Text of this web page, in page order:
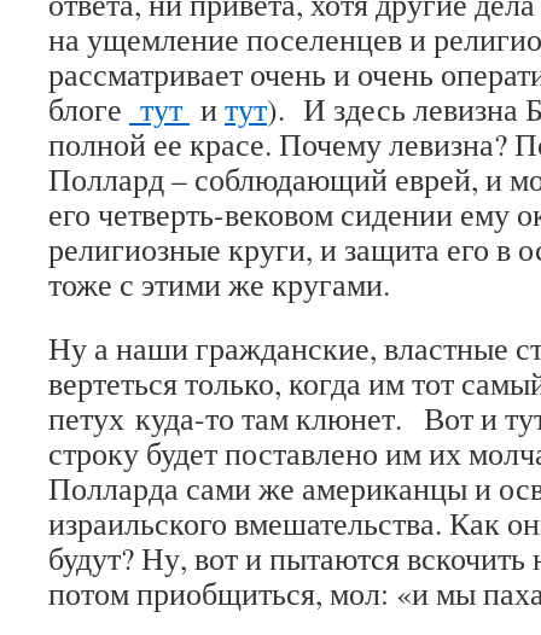
на ущемление поселенцев и
рассматривает очень и очень
блоге тут итут). И здесь левизна
полной ее красе. Почему левизна?
Поллард – соблюдающий еврей, и
его четверть-вековом сидении ему
религиозные круги, и защита его в
тоже с этими же кругами.
Ну а наши гражданские, властные
вертеться только, когда им тот
петух куда-то там клюнет. Вот и
строку будет поставлено им их
Полларда сами же американцы и
израильского вмешательства. Как
будут? Ну, вот и пытаются
потом приобщиться, мол: «и мы